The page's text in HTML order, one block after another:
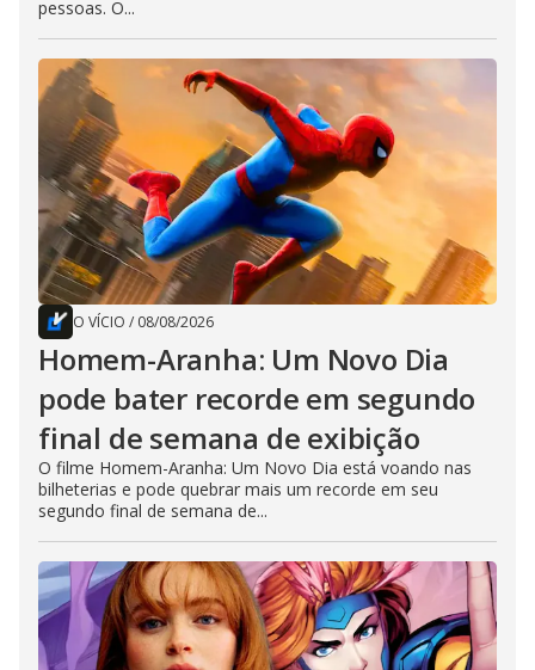
pessoas. O...
O VÍCIO / 08/08/2026
Homem-Aranha: Um Novo Dia
pode bater recorde em segundo
final de semana de exibição
O filme Homem-Aranha: Um Novo Dia está voando nas
bilheterias e pode quebrar mais um recorde em seu
segundo final de semana de...